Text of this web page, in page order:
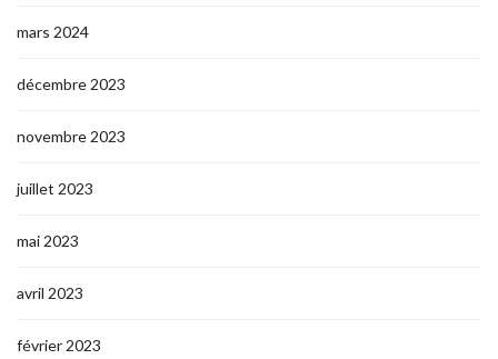
mars 2024
décembre 2023
novembre 2023
juillet 2023
mai 2023
avril 2023
février 2023